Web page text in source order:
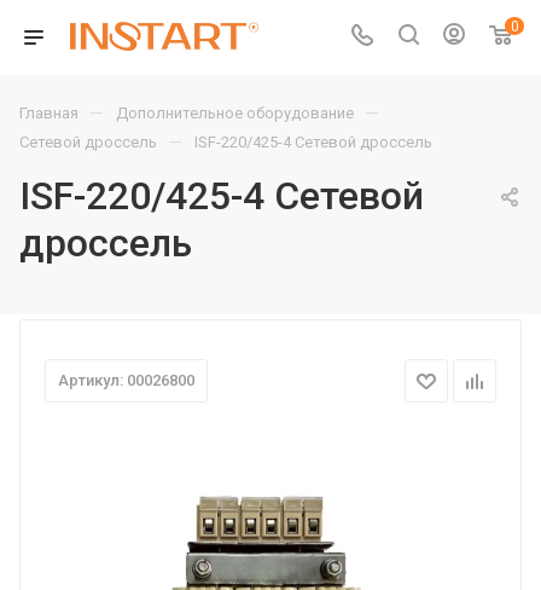
0
Главная — Дополнительное оборудование —
Сетевой дроссель — ISF-220/425-4 Сетевой дроссель
ISF-220/425-4 Сетевой
дроссель
Артикул: 00026800